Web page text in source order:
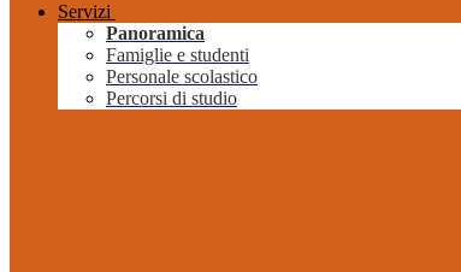
Servizi
Panoramica
Famiglie e studenti
Personale scolastico
Percorsi di studio